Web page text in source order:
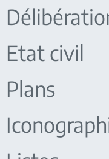
Etat civil
Plans